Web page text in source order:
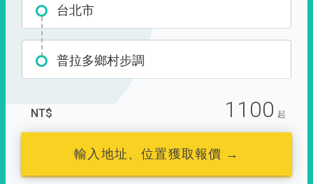
台北市
普拉多鄉村步調
NT$ 1100 起
輸入地址、位置獲取報價 →